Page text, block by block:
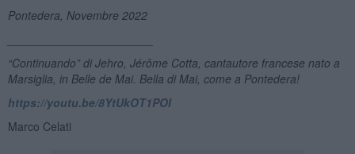
Pontedera, Novembre 2022
“Continuando” di Jehro, Jérôme Cotta, cantautore francese nato a
Marsiglia, in Belle de Mai. Bella di Mai, come a Pontedera!
https://youtu.be/8YtUkOT1POI
Marco Celati